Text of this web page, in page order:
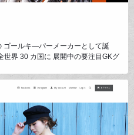
ゴールキ―パーメーカーとして誕
世界 30 カ国に 展開中の要注目GKグ
を維持し 日本国内のゴールキー パ
ベントを手がけています。